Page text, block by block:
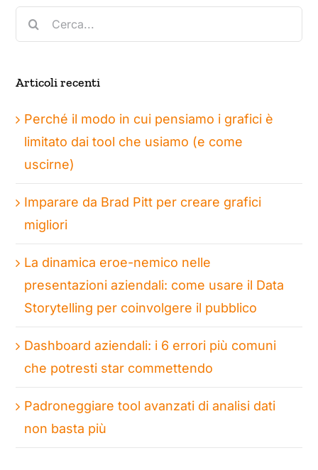
Cerca
per:
Articoli recenti
Perché il modo in cui pensiamo i grafici è
limitato dai tool che usiamo (e come
uscirne)
Imparare da Brad Pitt per creare grafici
migliori
La dinamica eroe-nemico nelle
presentazioni aziendali: come usare il Data
Storytelling per coinvolgere il pubblico
Dashboard aziendali: i 6 errori più comuni
che potresti star commettendo
Padroneggiare tool avanzati di analisi dati
non basta più